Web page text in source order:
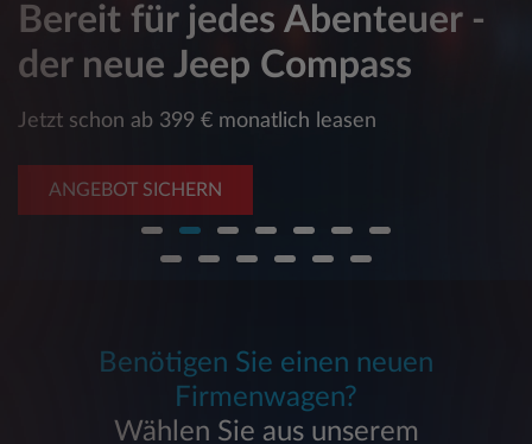
Bereit für jedes Abenteuer -
der neue Jeep Compass
Jetzt schon ab 399 € monatlich leasen
ANGEBOT SICHERN
Benötigen Sie einen neuen
Firmenwagen?
Wählen Sie aus unserem